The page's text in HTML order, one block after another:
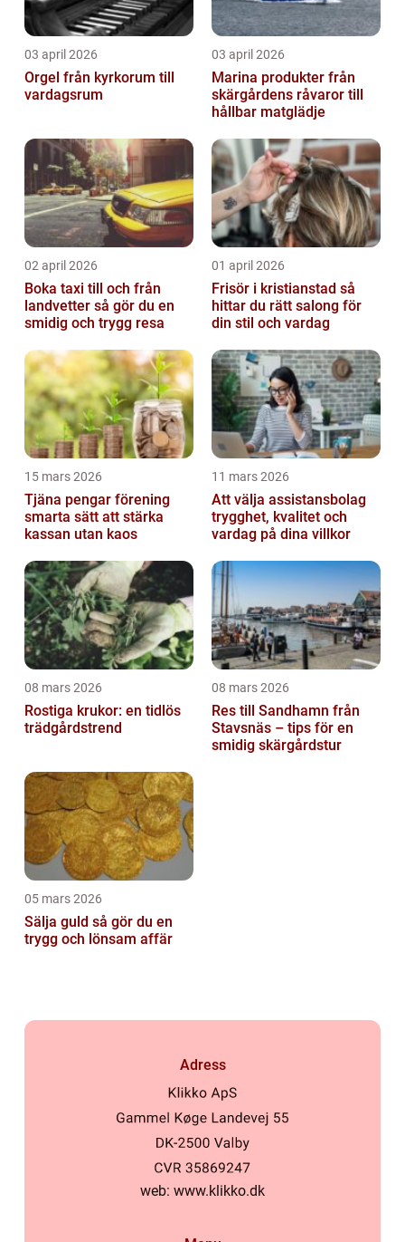
03 april 2026
Orgel från kyrkorum till
vardagsrum
03 april 2026
Marina produkter från
skärgårdens råvaror till
hållbar matglädje
02 april 2026
Boka taxi till och från
landvetter så gör du en
smidig och trygg resa
01 april 2026
Frisör i kristianstad så
hittar du rätt salong för
din stil och vardag
15 mars 2026
Tjäna pengar förening
smarta sätt att stärka
kassan utan kaos
11 mars 2026
Att välja assistansbolag
trygghet, kvalitet och
vardag på dina villkor
08 mars 2026
Rostiga krukor: en tidlös
trädgårdstrend
08 mars 2026
Res till Sandhamn från
Stavsnäs – tips för en
smidig skärgårdstur
05 mars 2026
Sälja guld så gör du en
trygg och lönsam affär
Adress
web: www.klikko.dk